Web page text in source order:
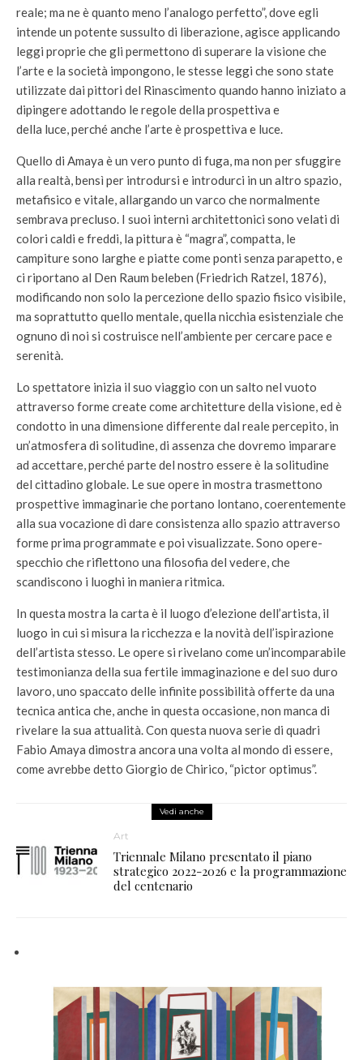
reale; ma ne è quanto meno l’analogo perfetto”, dove egli
intende un potente sussulto di liberazione, agisce applicando
leggi proprie che gli permettono di superare la visione che
l’arte e la società impongono, le stesse leggi che sono state
utilizzate dai pittori del Rinascimento quando hanno iniziato a
dipingere adottando le regole della prospettiva e
della luce, perché anche l’arte è prospettiva e luce.
Quello di Amaya è un vero punto di fuga, ma non per sfuggire
alla realtà, bensì per introdursi e introdurci in un altro spazio,
metafisico e vitale, allargando un varco che normalmente
sembrava precluso. I suoi interni architettonici sono velati di
colori caldi e freddi, la pittura è “magra”, compatta, le
campiture sono larghe e piatte come ponti senza parapetto, e
ci riportano al Den Raum beleben (Friedrich Ratzel, 1876),
modificando non solo la percezione dello spazio fisico visibile,
ma soprattutto quello mentale, quella nicchia esistenziale che
ognuno di noi si costruisce nell’ambiente per cercare pace e
serenità.
Lo spettatore inizia il suo viaggio con un salto nel vuoto
attraverso forme create come architetture della visione, ed è
condotto in una dimensione differente dal reale percepito, in
un’atmosfera di solitudine, di assenza che dovremo imparare
ad accettare, perché parte del nostro essere è la solitudine
del cittadino globale. Le sue opere in mostra trasmettono
prospettive immaginarie che portano lontano, coerentemente
alla sua vocazione di dare consistenza allo spazio attraverso
forme prima programmate e poi visualizzate. Sono opere-
specchio che riflettono una filosofia del vedere, che
scandiscono i luoghi in maniera ritmica.
In questa mostra la carta è il luogo d’elezione dell’artista, il
luogo in cui si misura la ricchezza e la novità dell’ispirazione
dell’artista stesso. Le opere si rivelano come un’incomparabile
testimonianza della sua fertile immaginazione e del suo duro
lavoro, uno spaccato delle infinite possibilità offerte da una
tecnica antica che, anche in questa occasione, non manca di
rivelare la sua attualità. Con questa nuova serie di quadri
Fabio Amaya dimostra ancora una volta al mondo di essere,
come avrebbe detto Giorgio de Chirico, “pictor optimus”.
Vedi anche
Art
Triennale Milano presentato il piano
strategico 2022-2026 e la programmazione
del centenario